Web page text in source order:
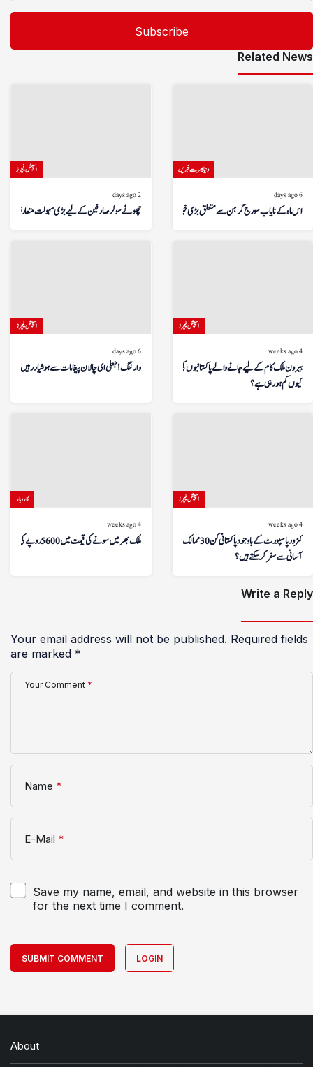
Related News
اسپیشل فیچرز
2 days ago
چھوٹے سولر صارفین کے لیے بڑی سہولت متعارف
دنیا بھر سے خبریں
6 days ago
اس ماہ کے نایاب سورج گرہن سے متعلق بڑی خبر!
اسپیشل فیچرز
6 days ago
وارننگ! جعلی ای چالان پیغامات سے ہوشیار رہیں
اسپیشل فیچرز
4 weeks ago
بیرون ملک کام کے لیے جانے والے پاکستانیوں کی تعداد
کیوں کم ہو رہی ہے؟
کاروبار
4 weeks ago
ملک بھر میں سونے کی قیمت میں 5600 روپے کی کمی
اسپیشل فیچرز
4 weeks ago
کمزور پاسپورٹ کے باوجود پاکستانی کن 30 ممالک میں
آسانی سے سفر کر سکتے ہیں؟
Write a Reply
Your email address will not be published. Required fields
are marked *
Your Comment *
Name *
E-Mail *
Save my name, email, and website in this browser
for the next time I comment.
SUBMIT COMMENT LOGIN
About